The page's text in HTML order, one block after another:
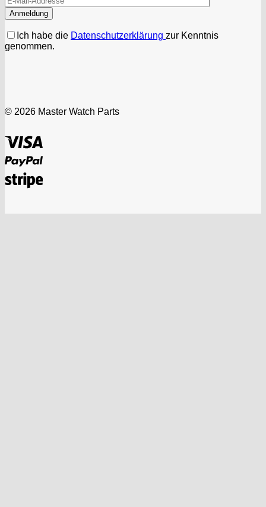
Ich habe die Datenschutzerklärung zur Kenntnis
genommen.
© 2026 Master Watch Parts
PayPal
Stripe